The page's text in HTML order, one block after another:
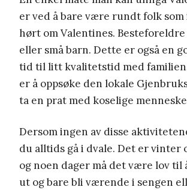
er ved å bare være rundt folk
hørt om Valentines.
eller små barn. Dette er også en
tid til litt kvalitetstid med
er å oppsøke den lokale
ta en prat med koselige
Dersom ingen av disse
du alltids gå i dvale. Det er vinter
og noen dager må det være lov til
ut og bare bli værende i sengen